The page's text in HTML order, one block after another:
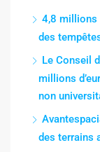
4,8 millions
des
Le Conseil
millions
non
des terrains